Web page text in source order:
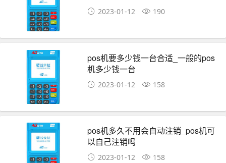
2023-01-12 190
pos机要多少钱一台合适_一般的pos
机多少钱一台
2023-01-12 158
pos机多久不用会自动注销_pos机可
以自己注销吗
2023-01-12 158